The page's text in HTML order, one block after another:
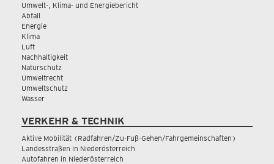
Umwelt-, Klima- und Energiebericht
Abfall
Energie
Klima
Luft
Nachhaltigkeit
Naturschutz
Umweltrecht
Umweltschutz
Wasser
VERKEHR & TECHNIK
Aktive Mobilität (Radfahren/Zu-Fuß-Gehen/Fahrgemeinschaften)
Landesstraßen in Niederösterreich
Autofahren in Niederösterreich